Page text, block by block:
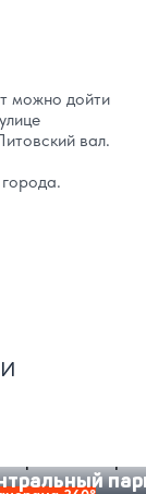
можно дойти
вал.